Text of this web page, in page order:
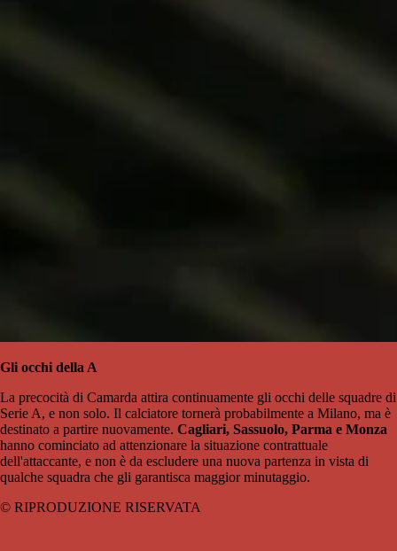
Gli occhi della A
La precocità di Camarda attira continuamente gli occhi delle squadre di
Serie A, e non solo. Il calciatore tornerà probabilmente a Milano, ma è
destinato a partire nuovamente. Cagliari, Sassuolo, Parma e Monza
hanno cominciato ad attenzionare la situazione contrattuale
dell'attaccante, e non è da escludere una nuova partenza in vista di
qualche squadra che gli garantisca maggior minutaggio.
© RIPRODUZIONE RISERVATA